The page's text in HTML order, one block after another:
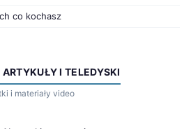
co kochasz
I TELEDYSKI
i materiały video